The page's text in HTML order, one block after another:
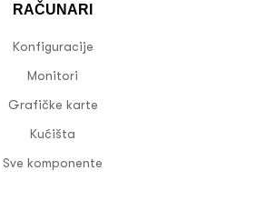
RAČUNARI
Konfiguracije
Monitori
Grafičke karte
Kućišta
Sve komponente